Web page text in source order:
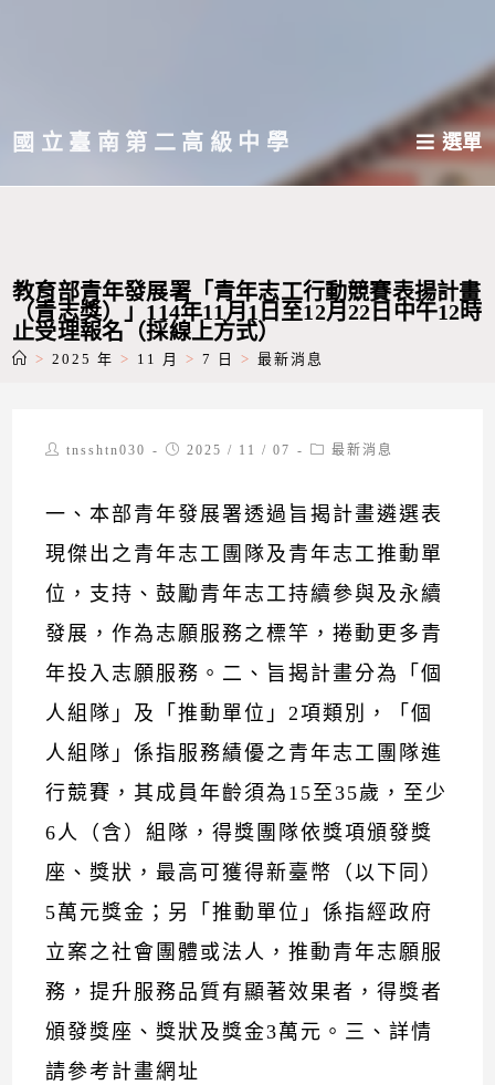
主國立臺南第二高級中學 選單
教育部青年發展署「青年志工行動競賽表揚計畫
（青志獎）」114年11月1日至12月22日中午12時
止受理報名（採線上方式）
> 2025 年 > 11 月 > 7 日 > 最新消息
Posttnsshtn030
Post2025 / 11 / 07
Post最新消息
一、本部青年發展署透過旨揭計畫遴選表
現傑出之青年志工團隊及青年志工推動單
位，支持、鼓勵青年志工持續參與及永續
發展，作為志願服務之標竿，捲動更多青
年投入志願服務。二、旨揭計畫分為「個
人組隊」及「推動單位」2項類別，「個
人組隊」係指服務績優之青年志工團隊進
行競賽，其成員年齡須為15至35歲，至少
6人（含）組隊，得獎團隊依獎項頒發獎
座、獎狀，最高可獲得新臺幣（以下同）
5萬元獎金；另「推動單位」係指經政府
立案之社會團體或法人，推動青年志願服
務，提升服務品質有顯著效果者，得獎者
頒發獎座、獎狀及獎金3萬元。三、詳情
請參考計畫網址